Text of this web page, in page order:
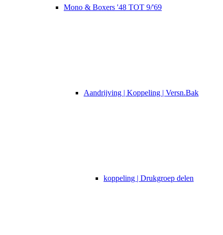
Mono & Boxers '48 TOT 9/'69
Aandrijving | Koppeling | Versn.Bak
koppeling | Drukgroep delen